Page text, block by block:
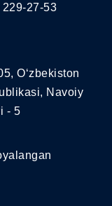
27-53
O‘zbekiston
Navoiy
- 5